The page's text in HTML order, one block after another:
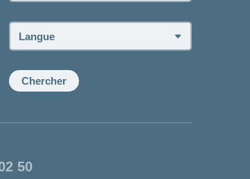
ou
de
la
Langue:
Chercher
50